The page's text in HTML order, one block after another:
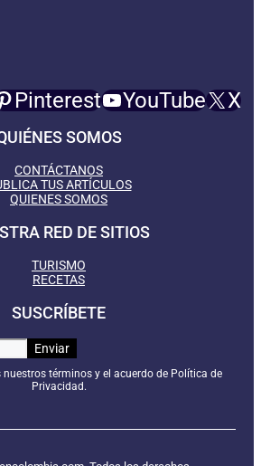
Pinterest YouTube X
SOMOS
CONTÁCTANOS
TUS ARTÍCULOS
QUIENES SOMOS
RED DE SITIOS
TURISMO
RECETAS
SUSCRÍBETE
nuestros términos y el acuerdo de Política de
Privacidad.